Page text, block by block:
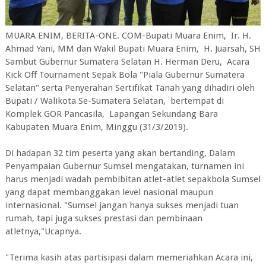
MUARA ENIM, BERITA-ONE. COM-Bupati Muara Enim, Ir. H.
Ahmad Yani, MM dan Wakil Bupati Muara Enim, H. Juarsah, SH
Sambut Gubernur Sumatera Selatan H. Herman Deru, Acara
Kick Off Tournament Sepak Bola "Piala Gubernur Sumatera
Selatan" serta Penyerahan Sertifikat Tanah yang dihadiri oleh
Bupati / Walikota Se-Sumatera Selatan, bertempat di
Komplek GOR Pancasila, Lapangan Sekundang Bara
Kabupaten Muara Enim, Minggu (31/3/2019).
Di hadapan 32 tim peserta yang akan bertanding, Dalam
Penyampaian Gubernur Sumsel mengatakan, turnamen ini
harus menjadi wadah pembibitan atlet-atlet sepakbola Sumsel
yang dapat membanggakan level nasional maupun
internasional. "Sumsel jangan hanya sukses menjadi tuan
rumah, tapi juga sukses prestasi dan pembinaan
atletnya,"Ucapnya.
"Terima kasih atas partisipasi dalam memeriahkan Acara ini,